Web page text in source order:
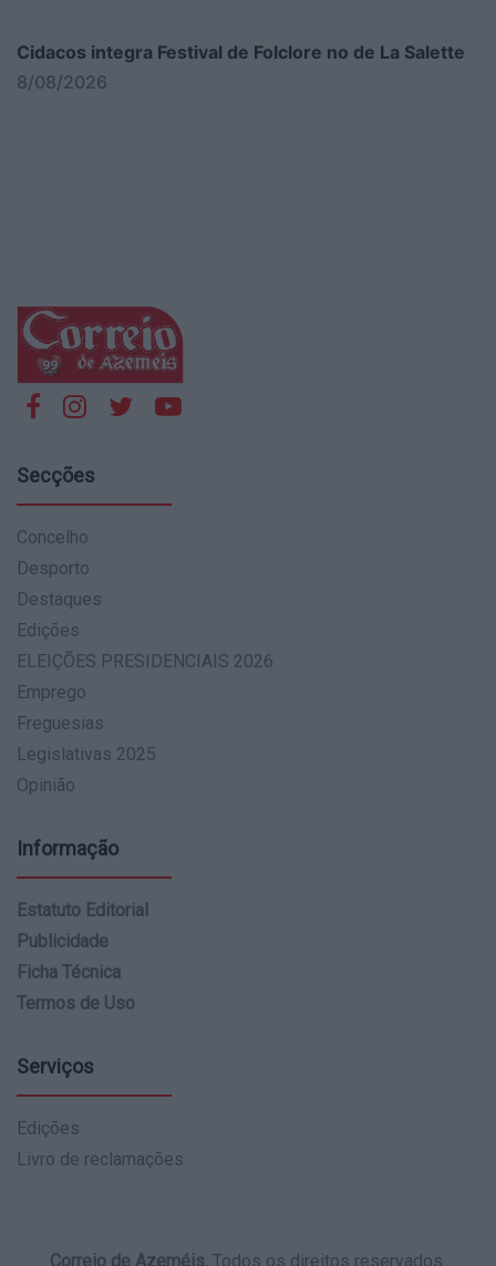
Cidacos integra Festival de Folclore no de La Salette
8/08/2026
Secções
Concelho
Desporto
Destaques
Edições
ELEIÇÕES PRESIDENCIAIS 2026
Emprego
Freguesias
Legislativas 2025
Opinião
Informação
Estatuto Editorial
Publicidade
Ficha Técnica
Termos de Uso
Serviços
Edições
Livro de reclamações
Correio de Azeméis. Todos os direitos reservados.